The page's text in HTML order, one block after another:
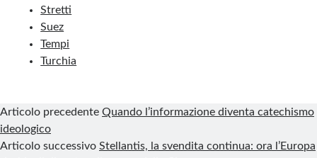
Stretti
Suez
Tempi
Turchia
Articolo precedente Quando l’informazione diventa catechismo
ideologico
Articolo successivo Stellantis, la svendita continua: ora l’Europa